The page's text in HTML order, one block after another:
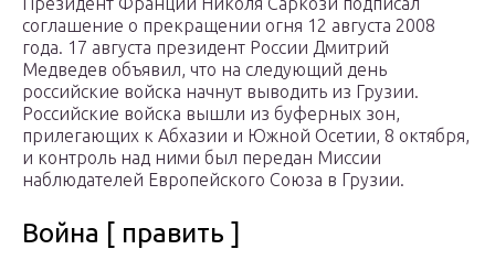
соглашение о прекращении огня 12 августа 2008
года. 17 августа президент России Дмитрий
Медведев объявил, что на следующий день
российские войска начнут выводить из Грузии.
Российские войска вышли из буферных зон,
прилегающих к Абхазии и Южной Осетии, 8 октября,
и контроль над ними был передан Миссии
наблюдателей Европейского Союза в Грузии.
Война [ править ]